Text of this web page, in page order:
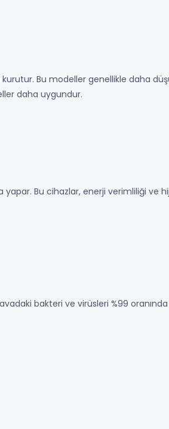
kurutur. Bu modeller genellikle daha
daha uygundur.
Bu cihazlar, enerji verimliliği ve
bakteri ve virüsleri %99